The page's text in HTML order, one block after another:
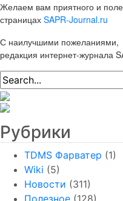
Желаем вам приятного и
страницах SAPR-Journal.ru
С наилучшими пожеланиями,
редакция интернет-журнала
Рубрики
TDMS Фарватер (1)
Wiki (5)
Новости (311)